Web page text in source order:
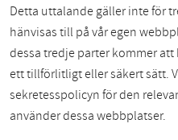
Detta uttalande gäller inte för
hänvisas till på vår egen
dessa tredje parter kommer
ett tillförlitligt eller säkert sätt.
sekretesspolicyn för den
använder dessa webbplatser.